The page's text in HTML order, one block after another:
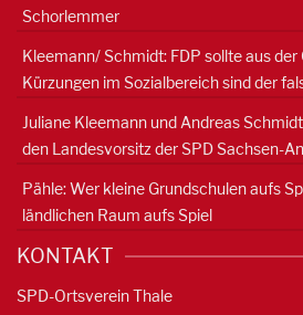
Schorlemmer
Kleemann/ Schmidt: FDP sollte aus
Kürzungen im Sozialbereich sind der
Juliane Kleemann und Andreas
den Landesvorsitz der SPD Sachsen-
Pähle: Wer kleine Grundschulen aufs
ländlichen Raum aufs Spiel
KONTAKT
SPD-Ortsverein Thale